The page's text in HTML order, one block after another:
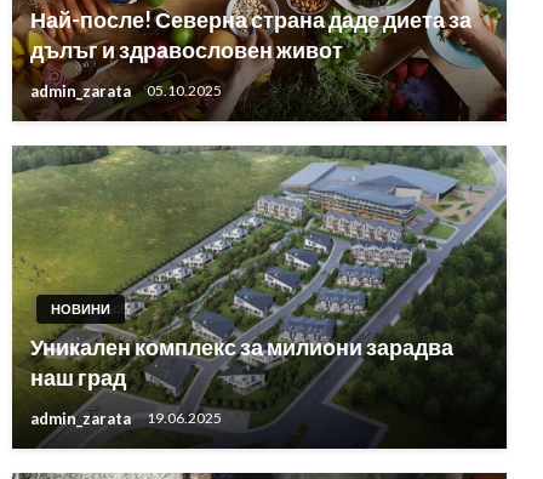
Най-после! Северна страна даде диета за
дълъг и здравословен живот
admin_zarata 05.10.2025
НОВИНИ
Уникален комплекс за милиони зарадва
наш град
admin_zarata 19.06.2025